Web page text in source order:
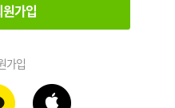
가입
가입